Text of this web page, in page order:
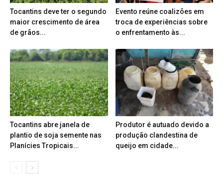
Tocantins deve ter o segundo
maior crescimento de área
de grãos...
Evento reúne coalizões em
troca de experiências sobre
o enfrentamento às...
Tocantins abre janela de
plantio de soja semente nas
Planícies Tropicais...
Produtor é autuado devido a
produção clandestina de
queijo em cidade...